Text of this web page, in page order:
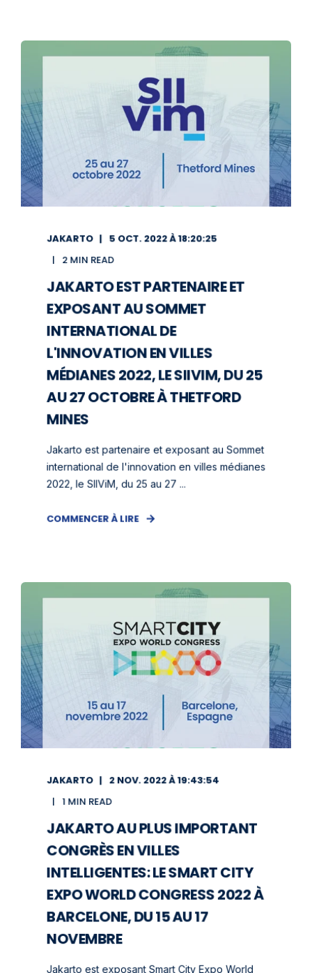
JAKARTO
5 OCT. 2022 À 18:20:25
2 MIN READ
JAKARTO EST PARTENAIRE ET
EXPOSANT AU SOMMET
INTERNATIONAL DE
L'INNOVATION EN VILLES
MÉDIANES 2022, LE SIIVIM, DU 25
AU 27 OCTOBRE À THETFORD
MINES
Jakarto est partenaire et exposant au Sommet
international de l'innovation en villes médianes
2022, le SIIViM, du 25 au 27 ...
COMMENCER À LIRE
JAKARTO
2 NOV. 2022 À 19:43:54
1 MIN READ
JAKARTO AU PLUS IMPORTANT
CONGRÈS EN VILLES
INTELLIGENTES: LE SMART CITY
EXPO WORLD CONGRESS 2022 À
BARCELONE, DU 15 AU 17
NOVEMBRE
Jakarto est exposant Smart City Expo World